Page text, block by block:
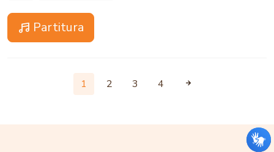
Partitura
1 2 3 4